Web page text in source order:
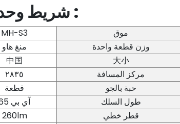
[ لد ] شريط وحدة مواصفة :
MH-S3 موق
منغ هاو وزن قطعة واحدة
中国 大小
٢٨٣٥ مركز المسافة
قطعة حبة بالجو
آي بي 65 طول السلك
260lm قطر خطي